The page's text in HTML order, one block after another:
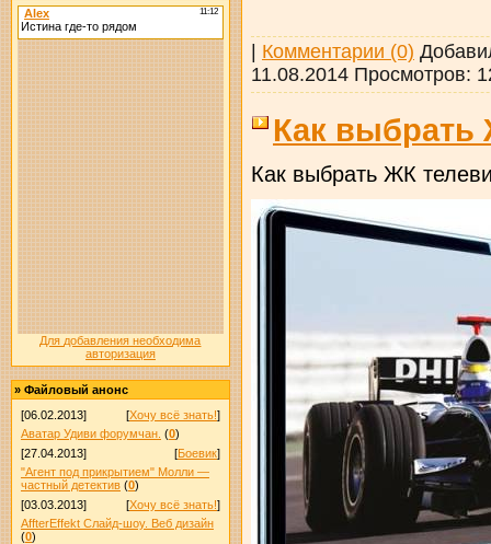
Для добавления необходима
авторизация
» Файловый анонс
[06.02.2013]
[Хочу всё знать!]
Аватар Удиви форумчан. (0)
[27.04.2013]
[Боевик]
"Агент под прикрытием" Молли —
частный детектив (0)
[03.03.2013]
[Хочу всё знать!]
AffterEffekt Слайд-шоу. Веб дизайн
(0)
| Комментарии (0)
11.08.2014 Просмотров:
Как выбрать
Как выбрать ЖК